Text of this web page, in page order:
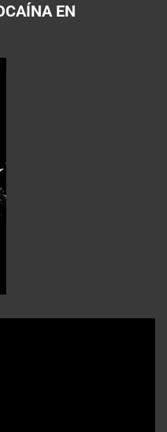
EN